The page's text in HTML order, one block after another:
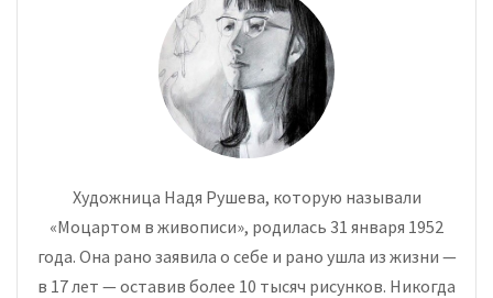
Художница Надя Рушева, которую называли
«Моцартом в живописи», родилась 31 января 1952
года. Она рано заявила о себе и рано ушла из жизни —
в 17 лет — оставив более 10 тысяч рисунков. Никогда